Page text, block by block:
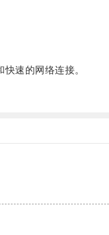
速的网络连接。